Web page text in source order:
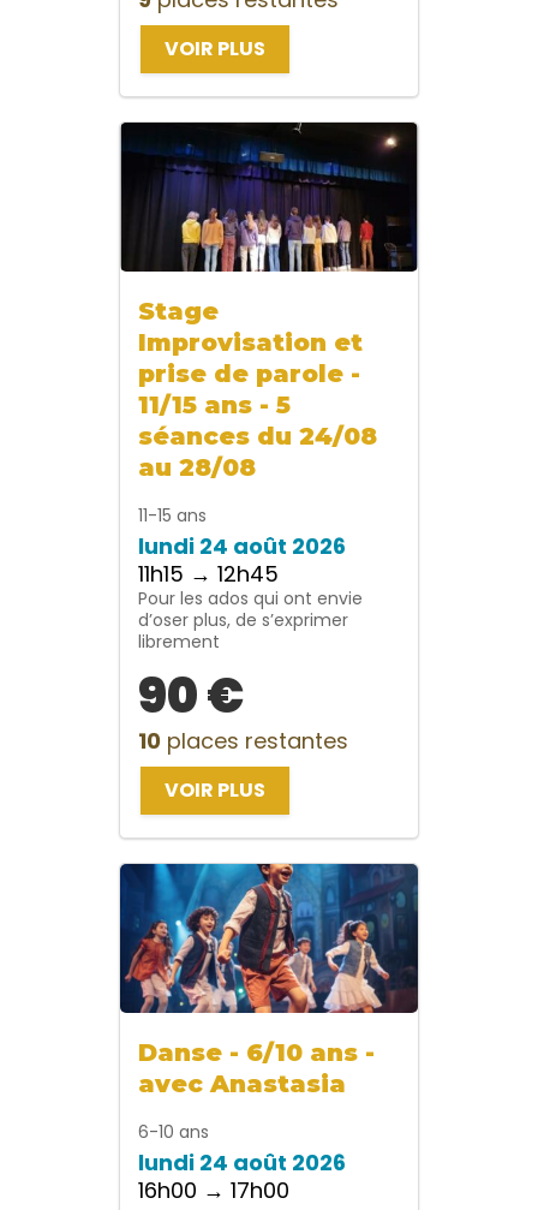
VOIR PLUS
Stage
Improvisation et
prise de parole -
11/15 ans - 5
séances du 24/08
au 28/08
11-15 ans
lundi 24 août 2026
11h15 → 12h45
Pour les ados qui ont envie
d’oser plus, de s’exprimer
librement
90 €
10 places restantes
VOIR PLUS
Danse - 6/10 ans -
avec Anastasia
6-10 ans
lundi 24 août 2026
16h00 → 17h00